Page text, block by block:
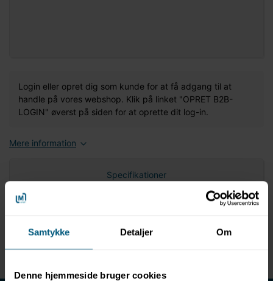
Samtykke Detaljer Om
Denne hjemmeside bruger cookies
Login eller opret dig som kunde for at få adgang til at
handle på vores webshop. Klik på linket "OPRET B2B-
LOGIN" øverst på siden for at oprette dit log-in.
Mere information
Specifikationer
Enhed